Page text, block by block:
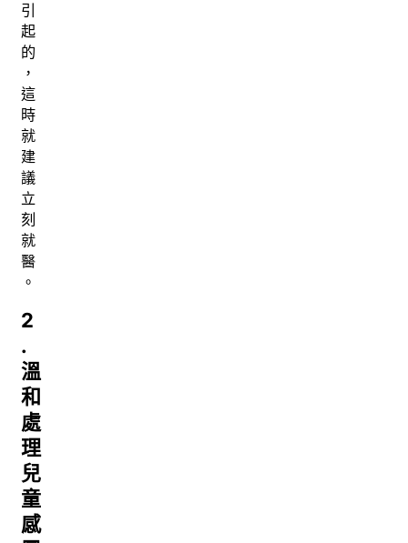
引
起
的
，
這
時
就
建
議
立
刻
就
醫
。
2
.
溫
和
處
理
兒
童
感